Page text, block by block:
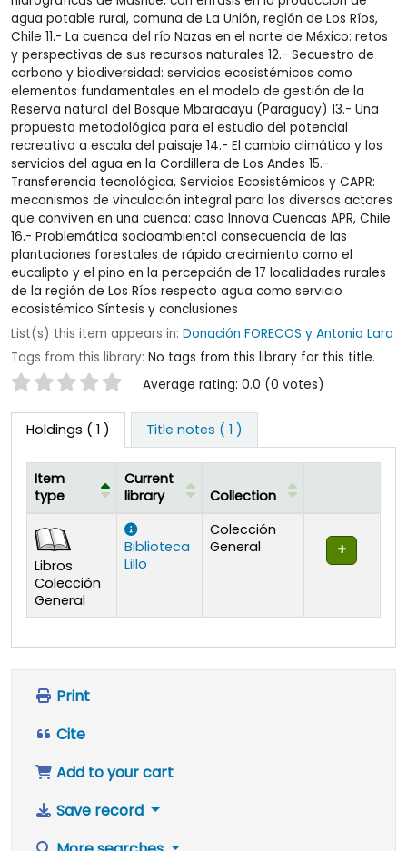
agua potable rural, comuna de La Unión, región de Los Ríos,
Chile 11.- La cuenca del río Nazas en el norte de México: retos
y perspectivas de sus recursos naturales 12.- Secuestro de
carbono y biodiversidad: servicios ecosistémicos como
elementos fundamentales en el modelo de gestión de la
Reserva natural del Bosque Mbaracayu (Paraguay) 13.- Una
propuesta metodológica para el estudio del potencial
recreativo a escala del paisaje 14.- El cambio climático y los
servicios del agua en la Cordillera de Los Andes 15.-
Transferencia tecnológica, Servicios Ecosistémicos y CAPR:
mecanismos de vinculación integral para los diversos actores
que conviven en una cuenca: caso Innova Cuencas APR, Chile
16.- Problemática socioambiental consecuencia de las
plantaciones forestales de rápido crecimiento como el
eucalipto y el pino en la percepción de 17 localidades rurales
de la región de Los Ríos respecto agua como servicio
ecosistémico Síntesis y conclusiones
List(s) this item appears in: Donación FORECOS y Antonio Lara
Tags from this library: No tags from this library for this title.
Star ratings Average rating: 0.0 (0 votes)
Holdings ( 1 ) Title notes ( 1 )
Holdings
Item
type
Current
library
Collection
Libros
Colección
General
Biblioteca
Lillo
Colección
General
Print
Cite
Add to your cart
Save record